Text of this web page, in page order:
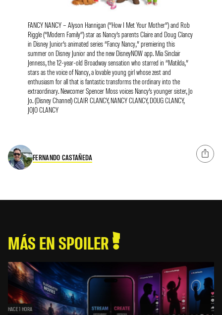
FANCY NANCY – Alyson Hannigan (“How I Met Your Mother”) and Rob
Riggle (“Modern Family”) star as Nancy’s parents Claire and Doug Clancy
in Disney Junior’s animated series “Fancy Nancy,” premiering this
summer on Disney Junior and the new DisneyNOW app. Mia Sinclair
Jenness, the 12-year-old Broadway sensation who starred in “Matilda,”
stars as the voice of Nancy, a lovable young girl whose zest and
enthusiasm for all that is fantastic transforms the ordinary into the
extraordinary. Newcomer Spencer Moss voices Nancy’s younger sister, Jo
Jo. (Disney Channel) CLAIR CLANCY, NANCY CLANCY, DOUG CLANCY,
JOJO CLANCY
FERNANDO CASTAÑEDA
MÁS EN SPOILER
HACE 1 HORA